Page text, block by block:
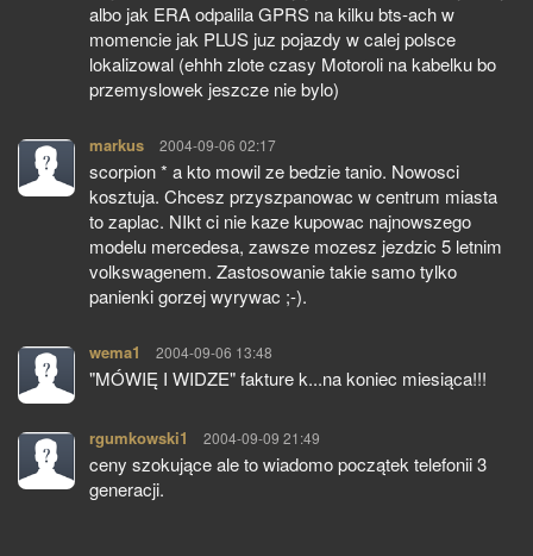
albo jak ERA odpalila GPRS na kilku bts-ach w
momencie jak PLUS juz pojazdy w calej polsce
lokalizowal (ehhh zlote czasy Motoroli na kabelku bo
przemyslowek jeszcze nie bylo)
markus pisze:
2004-09-06 02:17
scorpion * a kto mowil ze bedzie tanio. Nowosci
kosztuja. Chcesz przyszpanowac w centrum miasta
to zaplac. NIkt ci nie kaze kupowac najnowszego
modelu mercedesa, zawsze mozesz jezdzic 5 letnim
volkswagenem. Zastosowanie takie samo tylko
panienki gorzej wyrywac ;-).
wema1 pisze:
2004-09-06 13:48
"MÓWIĘ I WIDZE" fakture k...na koniec miesiąca!!!
rgumkowski1 pisze:
2004-09-09 21:49
ceny szokujące ale to wiadomo początek telefonii 3
generacji.